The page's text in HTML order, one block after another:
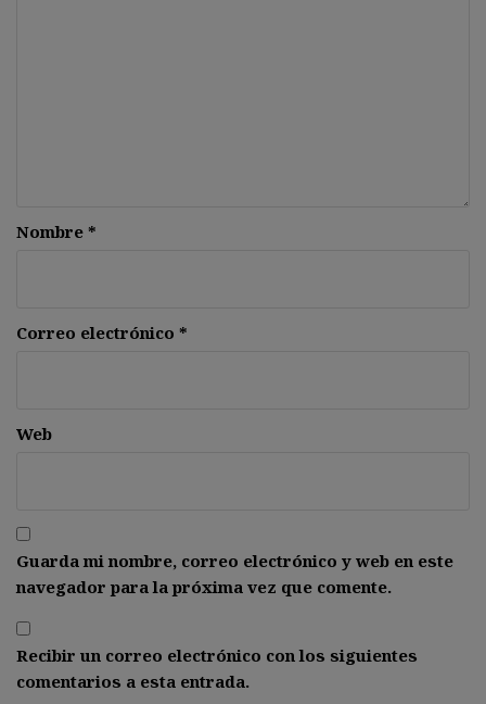
Nombre *
Correo electrónico *
Web
Guarda mi nombre, correo electrónico y web en este
navegador para la próxima vez que comente.
Recibir un correo electrónico con los siguientes
comentarios a esta entrada.